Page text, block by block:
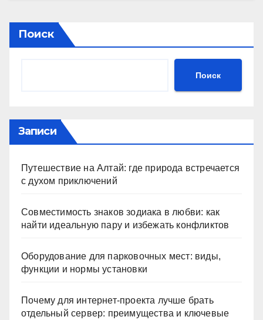
Поиск
Поиск
Записи
Путешествие на Алтай: где природа встречается
с духом приключений
Совместимость знаков зодиака в любви: как
найти идеальную пару и избежать конфликтов
Оборудование для парковочных мест: виды,
функции и нормы установки
Почему для интернет-проекта лучше брать
отдельный сервер: преимущества и ключевые